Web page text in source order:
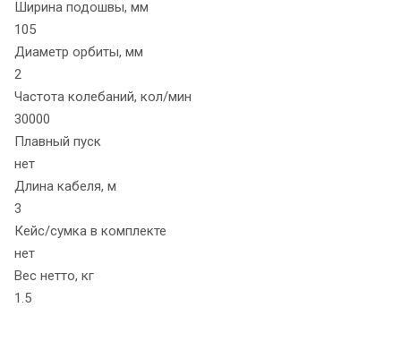
Ширина подошвы, мм
105
Диаметр орбиты, мм
2
Частота колебаний, кол/мин
30000
Плавный пуск
нет
Длина кабеля, м
3
Кейс/сумка в комплекте
нет
Вес нетто, кг
1.5